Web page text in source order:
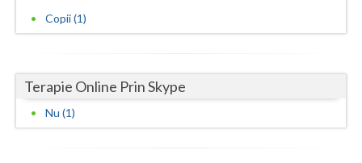
Olt
Prahova
Copii (1)
Terapie Online Prin Skype
Nu (1)